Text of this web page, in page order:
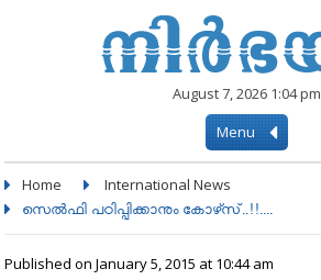
August 7, 2026 1:04 pm
Menu
Home International News
സെല്‍ഫി പഠിപ്പിക്കാനും കോഴ്‍സ്..!!....
Published on January 5, 2015 at 10:44 am